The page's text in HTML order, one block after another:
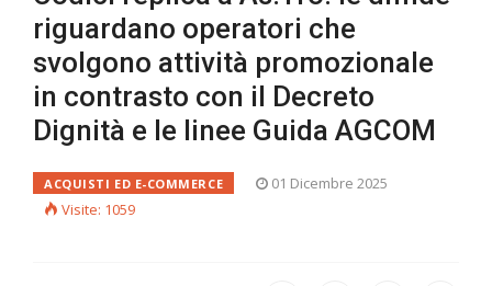
riguardano operatori che
svolgono attività promozionale
in contrasto con il Decreto
Dignità e le linee Guida AGCOM
ACQUISTI ED E-COMMERCE
01 Dicembre 2025
Visite: 1059